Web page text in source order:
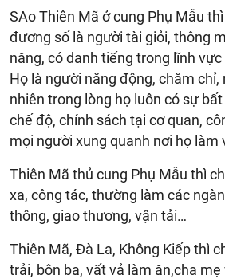
SAo Thiên Mã ở cung Phụ Mẫu
đương số là người tài giỏi, thông
năng, có danh tiếng trong lĩnh
Họ là người năng động, chăm
nhiên trong lòng họ luôn có sự
chế độ, chính sách tại cơ quan,
mọi người xung quanh nơi họ làm
Thiên Mã thủ cung Phụ Mẫu thì
xa, công tác, thường làm các
thông, giao thương, vận tải…
Thiên Mã, Đà La, Không Kiếp thì
trải, bôn ba, vất vả làm ăn,cha